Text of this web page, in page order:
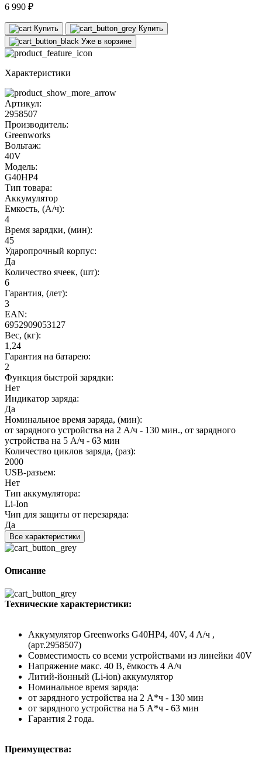
6 990 ₽
Купить
Купить
Уже в корзине
Характеристики
Артикул:
2958507
Производитель:
Greenworks
Вольтаж:
40V
Модель:
G40HP4
Тип товара:
Аккумулятор
Емкость, (А/ч):
4
Время зарядки, (мин):
45
Ударопрочный корпус:
Да
Количество ячеек, (шт):
6
Гарантия, (лет):
3
EAN:
6952909053127
Вес, (кг):
1,24
Гарантия на батарею:
2
Функция быстрой зарядки:
Нет
Индикатор заряда:
Да
Номинальное время заряда, (мин):
от зарядного устройства на 2 А/ч - 130 мин., от зарядного
устройства на 5 А/ч - 63 мин
Количество циклов заряда, (раз):
2000
USB-разъем:
Нет
Тип аккумулятора:
Li-Ion
Чип для защиты от перезаряда:
Да
Все характеристики
Описание
Технические характеристики:
Аккумулятор Greenworks G40HP4, 40V, 4 A/ч ,
(арт.2958507)
Совместимость со всеми устройствами из линейки 40V
Напряжение макс. 40 В, ёмкость 4 А/ч
Литий-йонный (Li-ion) аккумулятор
Номинальное время заряда:
от зарядного устройства на 2 А*ч - 130 мин
от зарядного устройства на 5 А*ч - 63 мин
Гарантия 2 года.
Преимущества: